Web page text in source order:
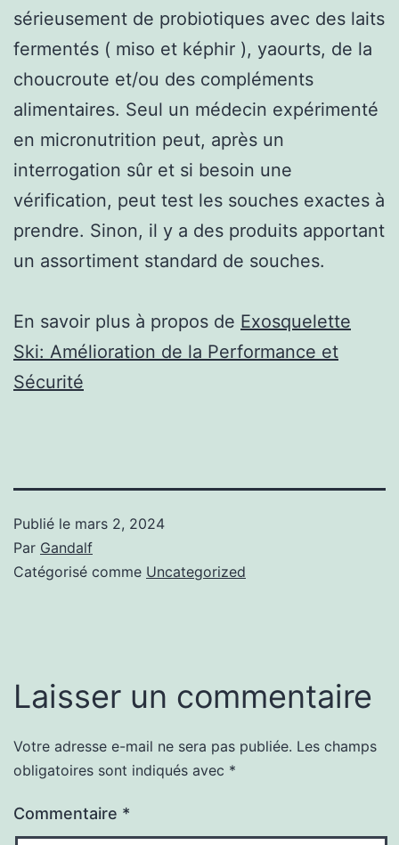
sérieusement de probiotiques avec des laits
fermentés ( miso et képhir ), yaourts, de la
choucroute et/ou des compléments
alimentaires. Seul un médecin expérimenté
en micronutrition peut, après un
interrogation sûr et si besoin une
vérification, peut test les souches exactes à
prendre. Sinon, il y a des produits apportant
un assortiment standard de souches.
En savoir plus à propos de Exosquelette
Ski: Amélioration de la Performance et
Sécurité
Publié le mars 2, 2024
Par Gandalf
Catégorisé comme Uncategorized
Laisser un commentaire
Votre adresse e-mail ne sera pas publiée. Les champs
obligatoires sont indiqués avec *
Commentaire *